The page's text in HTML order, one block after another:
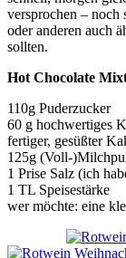
versprochen – noch
oder anderen auch
sollten.
Hot Chocolate
110g Puderzucker
60 g hochwertiges
fertiger, gesüßter
125g (Voll-
1 Prise Salz (ich
1 TL Speisestärke
wer möchte: eine